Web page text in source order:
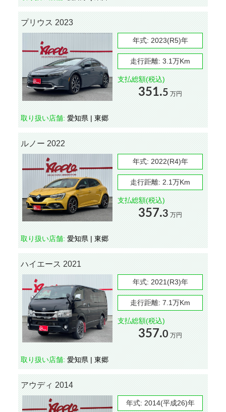
プリウス 2023
年式: 2023(R5)年
走行距離: 3.1万Km
支払総額(税込)
351.5 万円
取り扱い店舗: 愛知県 | 東郷
ルノー 2022
年式: 2022(R4)年
走行距離: 2.1万Km
支払総額(税込)
357.3 万円
取り扱い店舗: 愛知県 | 東郷
ハイエース 2021
年式: 2021(R3)年
走行距離: 7.1万Km
支払総額(税込)
357.0 万円
取り扱い店舗: 愛知県 | 東郷
アウディ 2014
年式: 2014(平成26)年